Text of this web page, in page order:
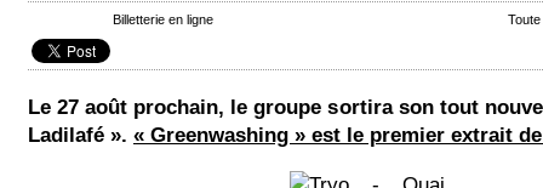
Billetterie en ligne
Le 27 août prochain, le groupe sortira son tout
Ladilafé ». « Greenwashing » est le premier extrait